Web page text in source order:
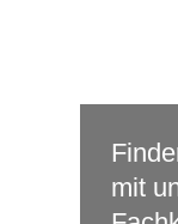
mit